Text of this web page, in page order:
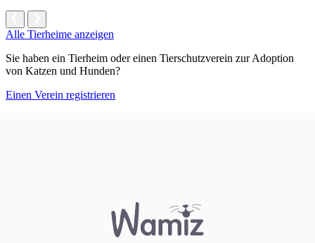
Alle Tierheime anzeigen
Sie haben ein Tierheim oder einen Tierschutzverein zur Adoption
von Katzen und Hunden?
Einen Verein registrieren